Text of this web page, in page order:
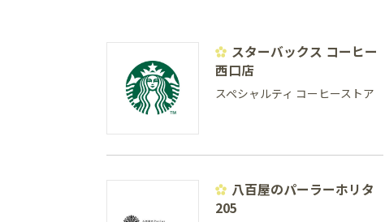
スターバックス コーヒー
西口店
スペシャルティ コーヒーストア
八百屋のパーラーホリタ
205